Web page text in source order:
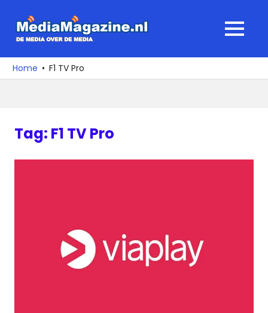
naar
media
over
MENU
Home F1 TV Pro
Tag: F1 TV Pro